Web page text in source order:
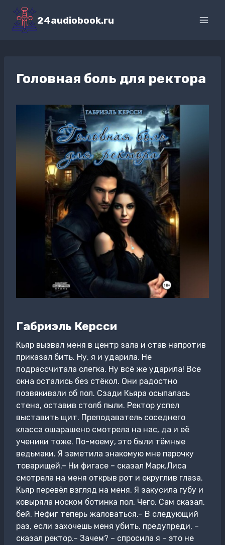
Перейти
содержимому
24audiobook.ru
Головная боль для ректора
Габриэль Керсси
Кьяр вызвал меня в центр зала и став напротив
приказал бить. Ну, я и ударила. Не
подрассчитала слегка. Ну всё же ударила! Все
окна остались без стёкол. Они радостно
позвякивали об пол. Сзади Кьяра осыпалась
стена, оставив столб пыли. Ректор успел
выставить щит. Преподаватель соседнего
класса ошарашено смотрела на нас, да и её
ученики тоже. По-моему, это были тёмные
ведьмаки. Я заметила знакомую мне парочку
товарищей.– Ни фигасе – сказал Марк.Лиса
смотрела на меня открыв рот и округлив глаза.
Кьяр перевёл взгляд на меня. Я закусила губу и
ковыряла носком ботинка пол. Чего. Сам сказал,
бей. Нефиг теперь жаловаться.– В следующий
раз, если захочешь меня убить, предупреди, –
сказал ректор.– Зачем? – спросила я – это не